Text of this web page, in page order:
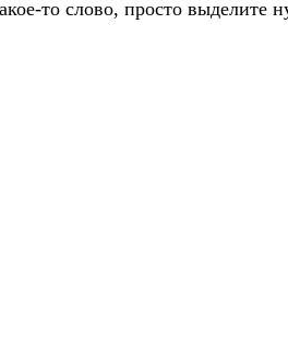
то слово, просто выделите